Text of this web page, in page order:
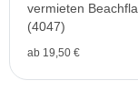
vermieten
(4047)
ab 19,50 €